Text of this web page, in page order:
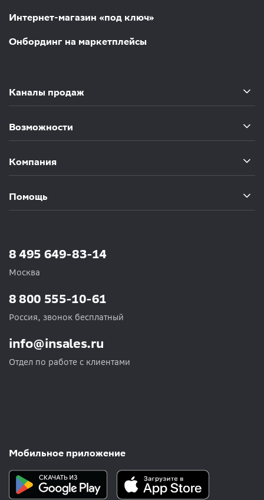
Интернет-магазин «под ключ»
Онбординг на маркетплейсы
Каналы продаж
Возможности
Компания
Помощь
8 495 649-83-14
Москва
info@insales.ru
Отдел по работе с клиентами
8 800 555-10-61
Россия, звонок бесплатный
Мобильное приложение